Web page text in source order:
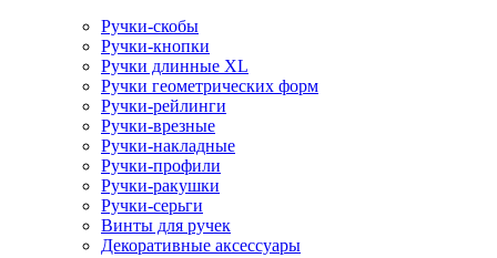
Ручки-скобы
Ручки-кнопки
Ручки длинные XL
Ручки геометрических форм
Ручки-рейлинги
Ручки-врезные
Ручки-накладные
Ручки-профили
Ручки-ракушки
Ручки-серьги
Винты для ручек
Декоративные аксессуары